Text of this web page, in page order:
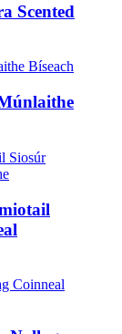
Scented